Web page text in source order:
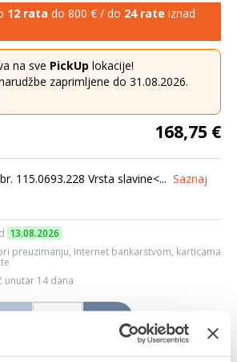
12 rata do 800 € / do 24 rate iznad
na sve PickUp lokacije!
zaprimljene do 31.08.2026.
168,75 €
115.0693.228 Vrsta slavine<... Saznaj
13.08.2026
preuzimanju, Internet bankarstvom, karticama
unutar 14 dana